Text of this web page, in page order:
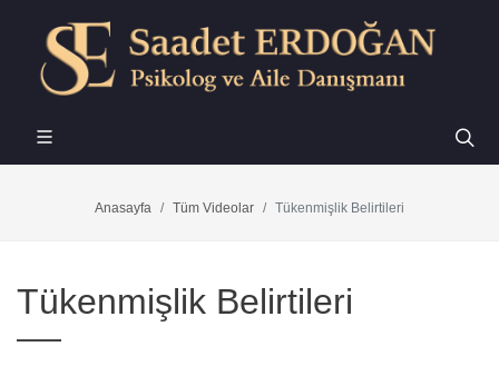
Anasayfa Tüm Videolar Tükenmişlik Belirtileri
Tükenmişlik Belirtileri